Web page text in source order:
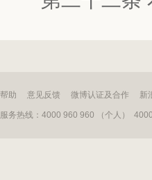
帮助 意见反馈 微博认证及合作 新
服务热线：4000 960 960 （个人）